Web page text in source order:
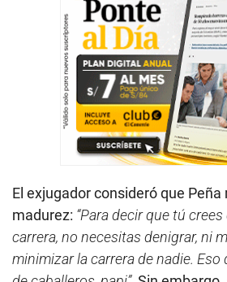
El exjugador consideró que
madurez: “Para decir que tú
carrera, no necesitas denigrar, ni
minimizar la carrera de nadie. Eso